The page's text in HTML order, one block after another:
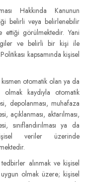
Hakkında Kanunun
belirli veya belirlenebilir
görülmektedir. Yani
ve belirli bir kişi ile
kapsamında kişisel
otomatik olan ya da
kaydıyla otomatik
depolanması, muhafaza
aktarılması,
sınıflandırılması ya da
veriler üzerinde
alınmak ve kişisel
olmak üzere; kişisel